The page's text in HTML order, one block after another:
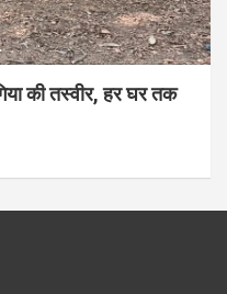
की तस्वीर, हर घर तक